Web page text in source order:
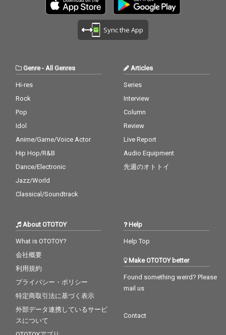
Sync the App
Genre- All Genres
Hi-res
Rock
Pop
Idol
Anime/Game/Voice Actor
Hip Hop/R&B
Dance/Electronic
Jazz/World
Classical/Soundtrack
Articles
Series
Interview
Column
Review
Live Report
Audio Equipment
先週のオトトイ
About OTOTOY
What is OTOTOY?
会社概要
利用規約
プライバシー・ポリシー
特定商取引法に基づく表示
外部データ連携しているサービ
スについて
Help
Help Top
Make OTOTOY better
Found something weird? Please
mail us
Contact